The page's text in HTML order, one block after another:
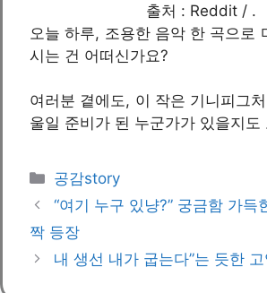
출처 : Reddit / .
오늘 하루, 조용한 음악 한 곡으로
시는 건 어떠신가요?
여러분 곁에도, 이 작은 기니피그
울일 준비가 된 누군가가 있을지도
카
테
리
공감story
“여기 누구 있냥?” 궁금함 가득
짝 등장
내 생선 내가 굽는다”는 듯한